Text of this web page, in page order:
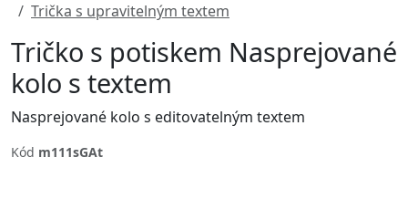
Trička s upravitelným textem
Tričko s potiskem Nasprejované
kolo s textem
Nasprejované kolo s editovatelným textem
Kód m111sGAt